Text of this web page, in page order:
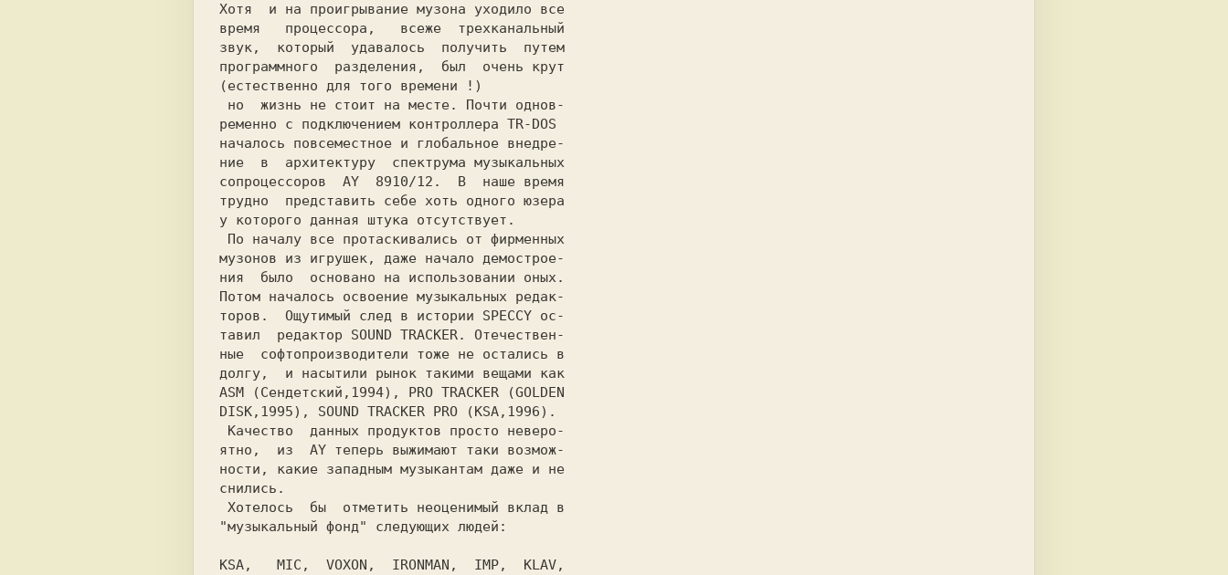
Хотя  и на проигрывание музона уходило все
время   процессора,   всеже  трехканальный
звук,  который  удавалось  получить  путем
программного  разделения,  был  очень крут
ременно с подключением контроллера TR-DOS
началось повсеместное и глобальное внедре-
ние  в  архитектуру  спектрума музыкальных
сопроцессоров
AY  8910/12.
В  наше время
трудно  представить себе хоть одного юзера
у которого данная штука отсутствует.
ния  было  основано на использовании оных.
Потом началось освоение музыкальных редак-
торов.  Ощутимый след в истории SPECCY ос-
тавил  редактор SOUND TRACKER.
Отечествен-
ные  софтопроизводители тоже не остались в
ASM (Сендетский,1994), PRO TRACKER (GOLDEN
ятно,  из  AY теперь выжимают таки возмож-
ности, какие западным музыкантам даже и не
снились.
"музыкальный фонд" следующих людей:
KSA,   MIC,  VOXON,  IRONMAN,  IMP,  KLAV,